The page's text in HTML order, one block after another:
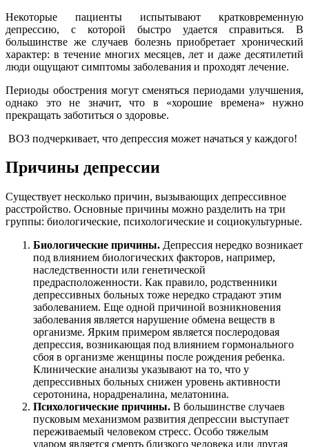
Некоторые пациенты испытывают кратковременную
депрессию, с которой быстро удается справиться. В
большинстве же случаев болезнь приобретает хронический
характер: в течение многих месяцев, лет и даже десятилетий
люди ощущают симптомы заболевания и проходят лечение.
Периоды обострения могут сменяться периодами улучшения,
однако это не значит, что в «хорошие времена» нужно
прекращать заботиться о здоровье.
ВОЗ подчеркивает, что депрессия может начаться у каждого!
Причины депрессии
Существует несколько причин, вызывающих депрессивное
расстройство. Основные причины можно разделить на три
группы: биологические, психологические и социокультурные.
Биологические причины. Депрессия нередко возникает
под влиянием биологических факторов, например,
наследственности или генетической
предрасположенности. Как правило, родственники
депрессивных больных тоже нередко страдают этим
заболеванием. Еще одной причиной возникновения
заболевания является нарушение обмена веществ в
организме. Ярким примером является послеродовая
депрессия, возникающая под влиянием гормонального
сбоя в организме женщины после рождения ребенка.
Клинические анализы указывают на то, что у
депрессивных больных снижен уровень активности
серотонина, норадреналина, мелатонина.
Психологические причины. В большинстве случаев
пусковым механизмом развития депрессии выступает
переживаемый человеком стресс. Особо тяжелым
ударом является смерть близкого человека или другая